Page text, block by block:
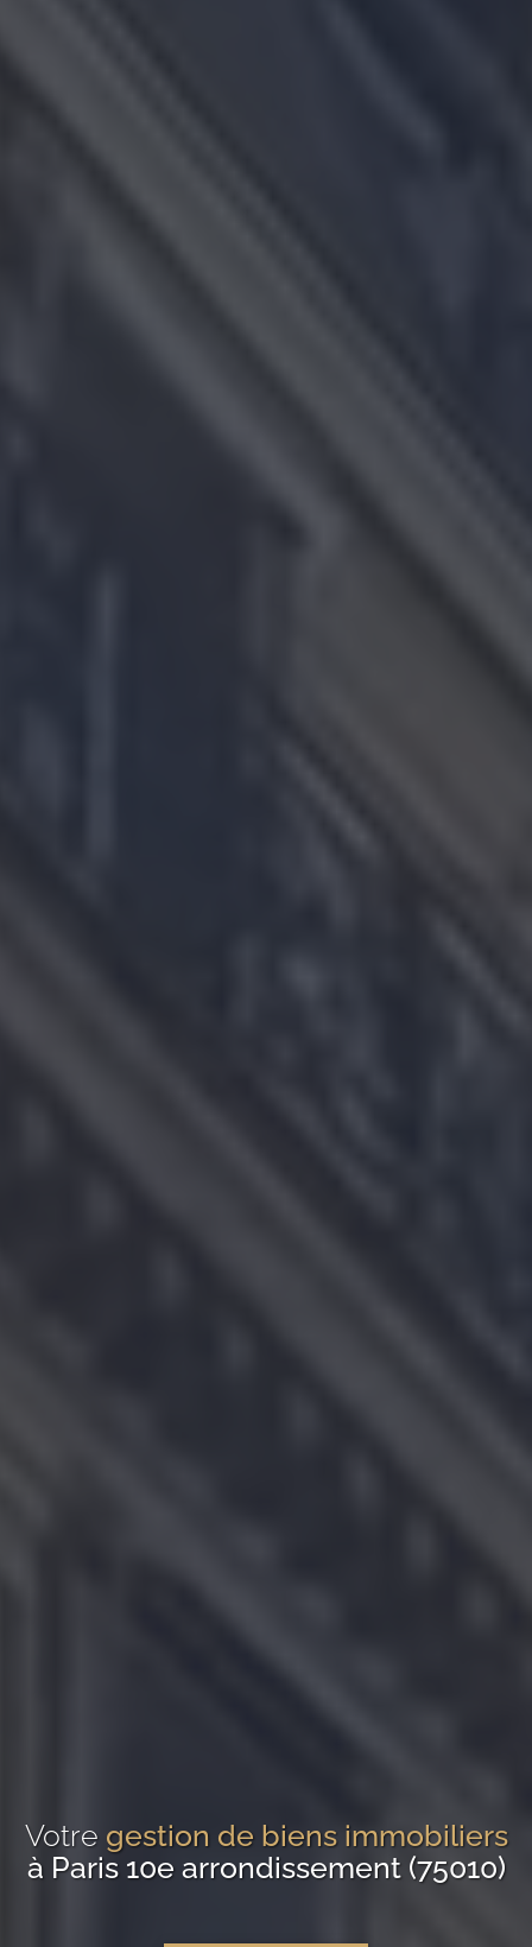
Votre gestion de biens immobiliers
à Paris 10e arrondissement (75010)